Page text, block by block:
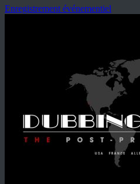
Enregistrement événementiel